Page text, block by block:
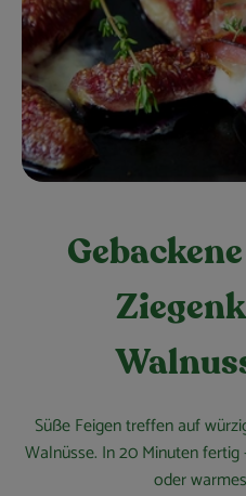
Obst & Gemüse
Kühltheke
Bäckerei
Vorratskammer
Kosmetik
Haus, Garten & Co.
Über uns
Süße Feigen treffen auf
Walnüsse. In 20 Minuten
oder